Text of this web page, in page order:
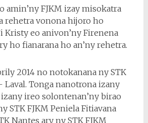
amin’ny FJKM izay misokatra
rehetra vonona hijoro ho
Kristy eo anivon’ny Firenena
ho fianarana ho an’ny rehetra.
2014 no notokanana ny STK
Laval. Tonga nanotrona izany
ireo solontenan’ny birao
ny STK FJKM Peniela Fitiavana
Nantes ary ny STK FJKM